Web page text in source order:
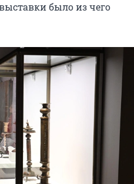
было из чего